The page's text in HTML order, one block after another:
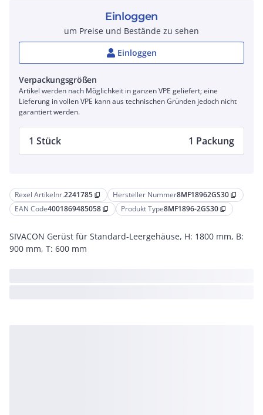
Rexel Artikelnr.2241785 content_copy Hersteller Nummer8MF18962GS30 content_copy
EAN Code4001869485058 content_copy Produkt Type8MF1896-2GS30 content_copy
SIVACON Gerüst für Standard-Leergehäuse, H: 1800 mm, B:
900 mm, T: 600 mm
Einloggen
um Preise und Bestände zu sehen
Einloggen
Verpackungsgrößen
Artikel werden nach Möglichkeit in ganzen VPE geliefert; eine
Lieferung in vollen VPE kann aus technischen Gründen jedoch nicht
garantiert werden.
1 Stück 1 Packung